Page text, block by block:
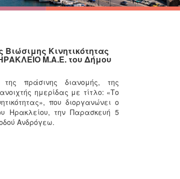
Κινητικότητας
Μ.Α.Ε. του Δήμου
πράσινης διανομής, της
ανοιχτής ημερίδας με τίτλο: «Το
που διοργανώνει ο
Ηρακλείου, την Παρασκευή 5
Ανδρόγεω.